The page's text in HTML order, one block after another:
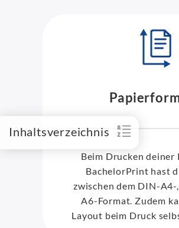
Inhaltsverzeichnis
Beim Drucken deiner
BachelorPrint hast
zwischen dem DIN-A4-
A6-Format. Zudem
Layout beim Druck